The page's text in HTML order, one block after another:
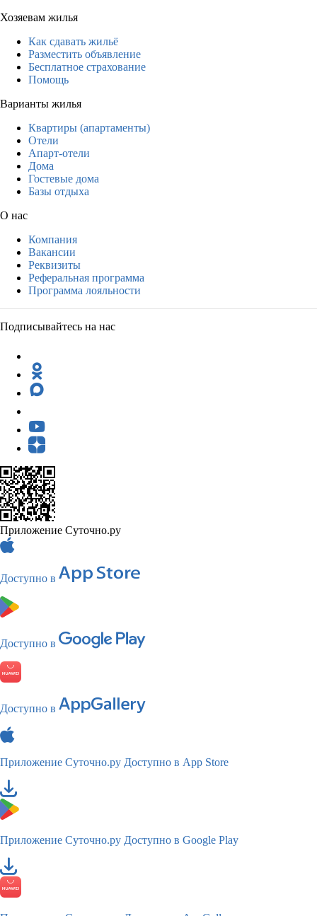
Хозяевам жилья
Как сдавать жильё
Разместить объявление
Бесплатное страхование
Помощь
Варианты жилья
Квартиры (апартаменты)
Отели
Апарт-отели
Дома
Гостевые дома
Базы отдыха
О нас
Компания
Вакансии
Реквизиты
Реферальная программа
Программа лояльности
Подписывайтесь на нас
Приложение Суточно.ру
Доступно в
Доступно в
Доступно в
Приложение Суточно.ру Доступно в App Store
Приложение Суточно.ру Доступно в Google Play